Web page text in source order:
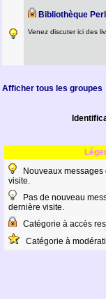
Bibliothèque
Venez discuter ici des
Afficher tous les groupes
Nouveaux messages
visite.
Pas de nouveau
dernière visite.
Catégorie à accès
Catégorie à